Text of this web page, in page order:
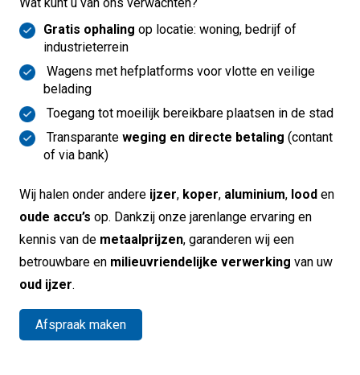
Gratis ophaling op locatie: woning, bedrijf of
industrieterrein
Wagens met hefplatforms voor vlotte en veilige
belading
Toegang tot moeilijk bereikbare plaatsen in de stad
Transparante weging en directe betaling (contant
of via bank)
Wij halen onder andere ijzer, koper, aluminium, lood en
oude accu’s op. Dankzij onze jarenlange ervaring en
kennis van de metaalprijzen, garanderen wij een
betrouwbare en milieuvriendelijke verwerking van uw
oud ijzer.
Afspraak maken